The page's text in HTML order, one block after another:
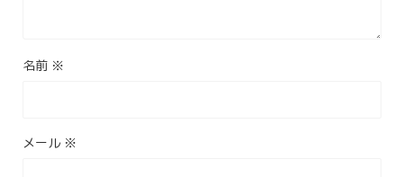
名前 ※
メール ※